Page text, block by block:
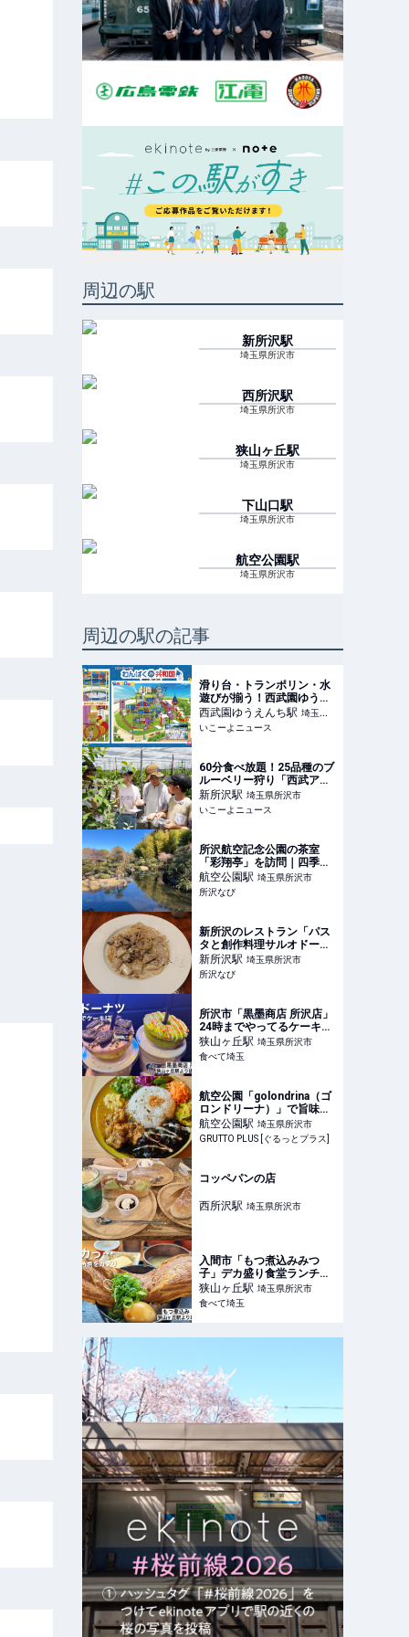
周辺の駅
新所沢駅
埼玉県所沢市
西所沢駅
埼玉県所沢市
狭山ヶ丘駅
埼玉県所沢市
下山口駅
埼玉県所沢市
航空公園駅
埼玉県所沢市
周辺の駅の記事
滑り台・トランポリン・水
遊びが揃う！西武園ゆうえ
んちに子供が全力で遊べる
新エリア
西武園ゆうえんち駅 埼玉県
所沢市
いこーよニュース
60分食べ放題！25品種のブ
ルーベリー狩り「西武アグ
リパーク所沢」がグランド
オープン
新所沢駅 埼玉県所沢市
いこーよニュース
所沢航空記念公園の茶室
「彩翔亭」を訪問｜四季
折々の花と抹茶を楽しめる
癒しスポット | 所沢なび
航空公園駅 埼玉県所沢市
所沢なび
新所沢のレストラン「パス
タと創作料理サルオドー
レ」で味わう、絶品パスタ
ランチ | 所沢なび
新所沢駅 埼玉県所沢市
所沢なび
所沢市「黒墨商店 所沢店」
24時までやってるケーキみ
たいなドーナツ専門店が埼
玉初上陸
狭山ヶ丘駅 埼玉県所沢市
食べて埼玉
航空公園「golondrina（ゴ
ロンドリーナ）」で旨味た
っぷりの創作スパイスカレ
ーに舌鼓 - 所沢 - GRUTTO
PLUS [ぐるっとプラス]
航空公園駅 埼玉県所沢市
GRUTTO PLUS [ぐるっとプラス]
コッペパンの店
西所沢駅 埼玉県所沢市
入間市「もつ煮込みみつ
子」デカ盛り食堂ランチ！
一本角煮定食は器からはみ
出るサイズで大満足
狭山ヶ丘駅 埼玉県所沢市
食べて埼玉